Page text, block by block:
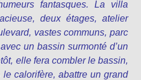
fantasques. La villa
deux étages, atelier
vastes communs, parc
un bassin surmonté d’un
elle fera combler le bassin,
calorifère, abattre un grand